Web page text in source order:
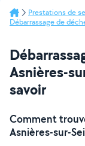
Prestations de
Débarrassage de
Asnières-
savoir
Comment
Asnières-sur-